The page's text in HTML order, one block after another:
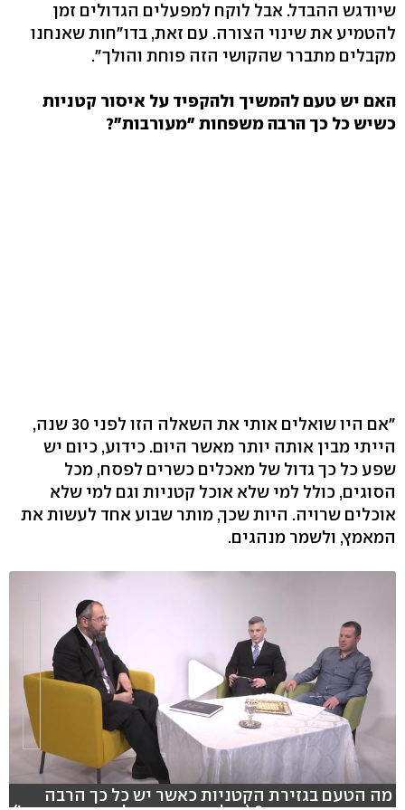
שיודגש ההבדל. אבל לוקח למפעלים הגדולים זמן
להטמיע את שינוי הצורה. עם זאת, בדו"חות שאנחנו
מקבלים מתברר שהקושי הזה פוחת והולך".
האם יש טעם להמשיך ולהקפיד על איסור קטניות
כשיש כל כך הרבה משפחות "מעורבות"?
"אם היו שואלים אותי את השאלה הזו לפני 30 שנה,
הייתי מבין אותה יותר מאשר היום. כידוע, כיום יש
שפע כל כך גדול של מאכלים כשרים לפסח, מכל
הסוגים, כולל למי שלא אוכל קטניות וגם למי שלא
אוכלים שרויה. היות שכך, מותר שבוע אחד לעשות את
המאמץ, ולשמר מנהגים.
מה הטעם בגזירת הקטניות כאשר יש כל כך הרבה